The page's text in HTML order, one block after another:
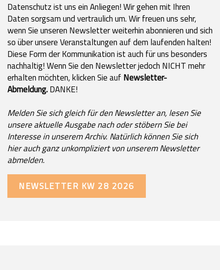
Datenschutz ist uns ein Anliegen! Wir gehen mit Ihren
Daten sorgsam und vertraulich um. Wir freuen uns sehr,
wenn Sie unseren Newsletter weiterhin abonnieren und sich
so über unsere Veranstaltungen auf dem laufenden halten!
Diese Form der Kommunikation ist auch für uns besonders
nachhaltig! Wenn Sie den Newsletter jedoch NICHT mehr
erhalten möchten, klicken Sie auf Newsletter-
Abmeldung.DANKE!
Melden Sie sich gleich für den Newsletter an, lesen Sie
unsere aktuelle Ausgabe nach oder stöbern Sie bei
Interesse in unserem Archiv. Natürlich können Sie sich
hier auch ganz unkompliziert von unserem Newsletter
abmelden.
NEWSLETTER KW 28 2026